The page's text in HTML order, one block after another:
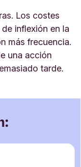
Los costes
inflexión en la
más frecuencia.
una acción
tarde.